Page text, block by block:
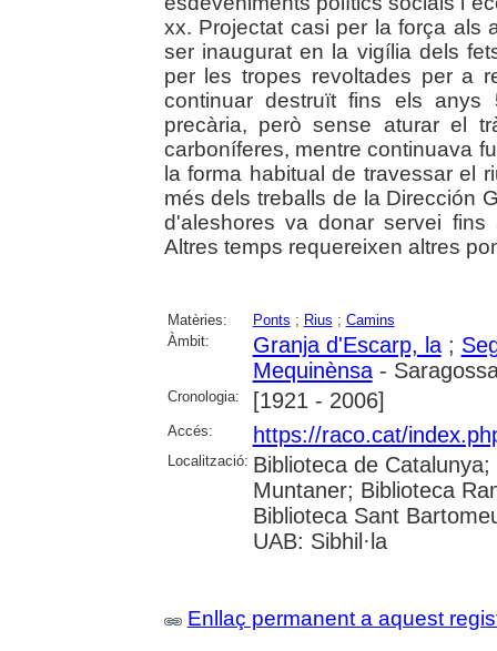
xx. Projectat casi per la força als
ser inaugurat en la vigília dels
per les tropes revoltades per a
continuar destruït fins els
precària, però sense aturar el
carboníferes, mentre continuava
la forma habitual de travessar el
més dels treballs de la Dirección
d'aleshores va donar servei
Altres temps requereixen altres
Matèries: Ponts ; Rius ; Camins
Àmbit:
Granja d'Escarp, la;
Mequinènsa-
Cronologia: [1921 - 2006]
Accés: https://raco.cat/
Localització: Biblioteca de
Muntaner; Biblioteca
Biblioteca Sant
UAB: Sibhil·la
Enllaç permanent a aquest